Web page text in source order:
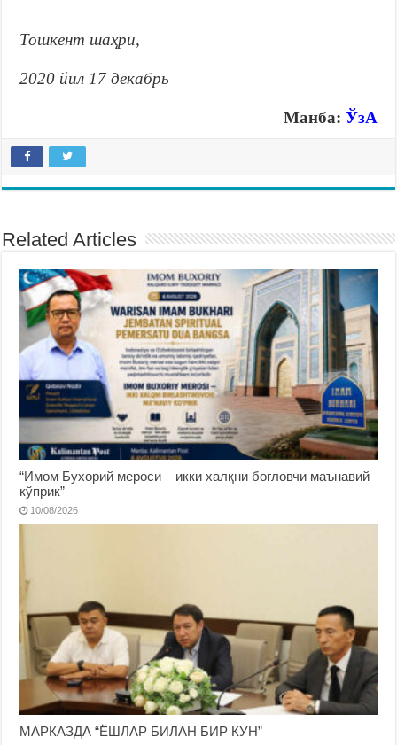
Тошкент шаҳри,
2020 йил 17 декабрь
Манба: ЎзА
Related Articles
“Имом Бухорий мероси – икки халқни боғловчи маънавий
кўприк”
10/08/2026
МАРКАЗДА “ЁШЛАР БИЛАН БИР КУН”